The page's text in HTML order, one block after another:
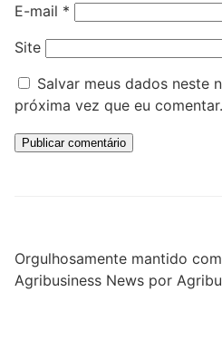
E-mail *
Site
Salvar meus dados neste
próxima vez que eu comentar.
Orgulhosamente mantido
Agribusiness News por